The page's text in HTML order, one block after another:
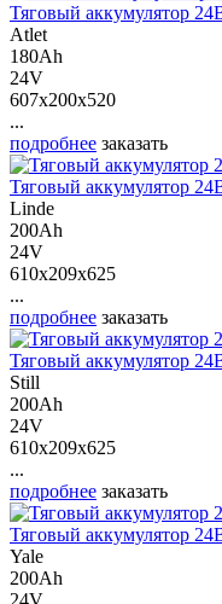
Тяговый аккумулятор
Atlet
180Ah
24V
607x200x520
...
подробнее заказать
Тяговый аккумулятор
Linde
200Ah
24V
610x209x625
...
подробнее заказать
Тяговый аккумулятор
Still
200Ah
24V
610x209x625
...
подробнее заказать
Тяговый аккумулятор
Yale
200Ah
24V